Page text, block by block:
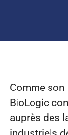
Comme son
BioLogic
auprès des